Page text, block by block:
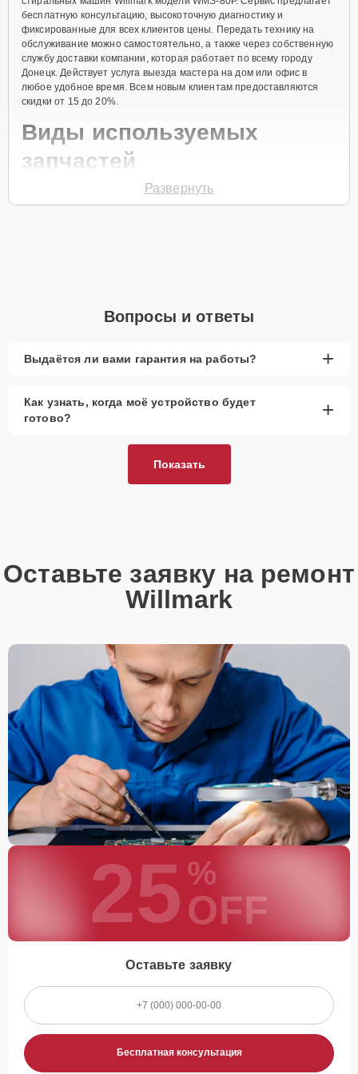
бесплатную консультацию, высокоточную диагностику и
фиксированные для всех клиентов цены. Передать технику на
обслуживание можно самостоятельно, а также через собственную
службу доставки компании, которая работает по всему городу
Донецк. Действует услуга выезда мастера на дом или офис в
любое удобное время. Всем новым клиентам предоставляются
скидки от 15 до 20%.
Виды используемых
запчастей
Для ремонта стиральной машины модели WMS-80P предлагаются
активное использование устройства дольше
запчастей.
рассмотреть вариант с использованием
качественного аналога брендовой детали.
высококачественные запчасти, будь это 100% оригинал, или
надежные аналоги проверенных и зарекомендовавших себя
Позвонить по телефону горячей линии или
запросить обратный звонок через Форму заявки
Привезти устройство в ближайший центр или
передать аппарат курьеру службы доставки,
дождаться результатов диагностики и принять
решение.
Дождаться оповещения о готовности и забрать
устройство самостоятельно или воспользоваться
курьерской доставкой.
При необходимости клиент может воспользоваться услугой
вызова мастера для проведения диагностики и ремонта в
желаемом месте и удобное время.
Какие предоставляются
гарантии
Каждому клиенту предоставляется гарантия сервиса, которая
распространяется на все виды ремонта, а также на все
используемые запчасти. Гарантия включает в себя срочную
обновит программное обеспечение совершенно бесплатно. Более
Наличие запчастей и их
качество
Развернуть
Вопросы и ответы
Выдаётся ли вами гарантия на работы? +
Как узнать, когда моё устройство будет
готово?
+
Показать
Оставьте заявку на ремонт
Willmark
25 %
OFF
Оставьте заявку
Бесплатная консультация